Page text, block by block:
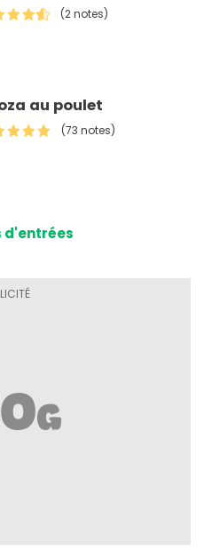
(2 notes)
au poulet
(73 notes)
d'entrées